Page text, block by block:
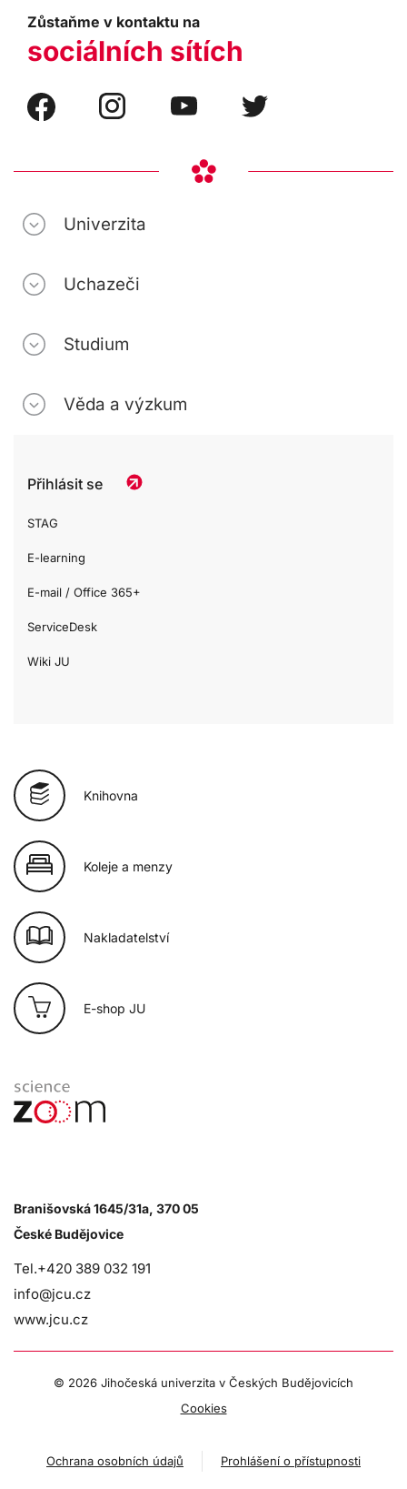
Zůstaňme v kontaktu na
sociálních sítích
Univerzita
Uchazeči
Studium
Věda a výzkum
Přihlásit se
STAG
E-learning
E-mail / Office 365+
ServiceDesk
Wiki JU
Knihovna
Koleje a menzy
Nakladatelství
E-shop JU
Branišovská 1645/31a, 370 05
České Budějovice
Tel.+420 389 032 191
info@jcu.cz
www.jcu.cz
© 2026 Jihočeská univerzita v Českých Budějovicích
Cookies
Ochrana osobních údajů Prohlášení o přístupnosti